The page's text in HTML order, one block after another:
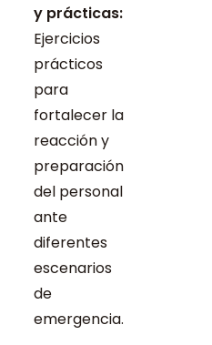
y prácticas:
Ejercicios
prácticos
para
fortalecer la
reacción y
preparación
del personal
ante
diferentes
escenarios
de
emergencia.